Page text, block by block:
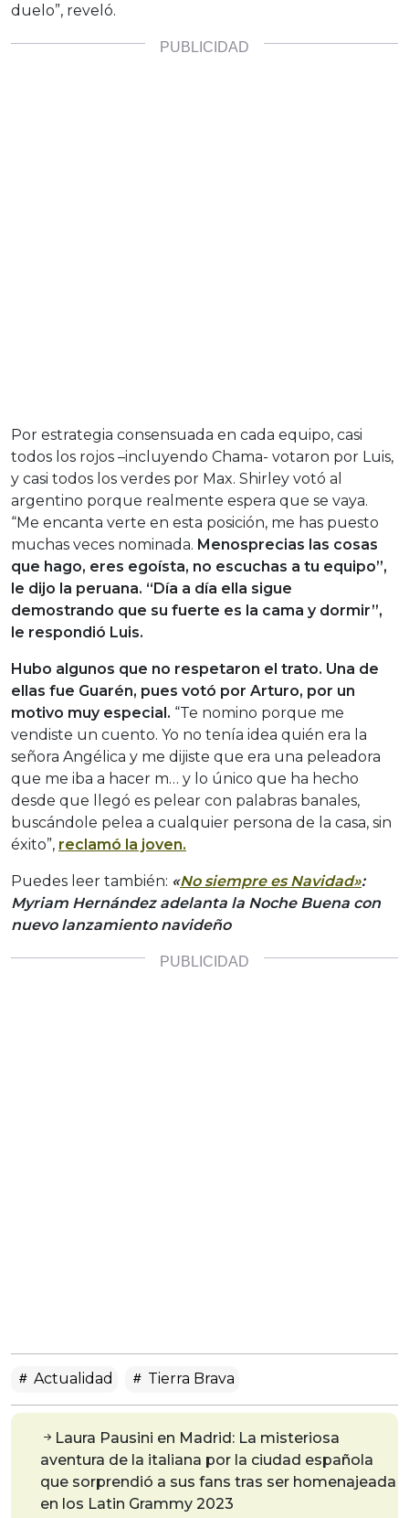
duelo”, reveló.
Por estrategia consensuada en cada equipo, casi
todos los rojos –incluyendo Chama- votaron por Luis,
y casi todos los verdes por Max. Shirley votó al
argentino porque realmente espera que se vaya.
“Me encanta verte en esta posición, me has puesto
muchas veces nominada. Menosprecias las cosas
que hago, eres egoísta, no escuchas a tu equipo”,
le dijo la peruana. “Día a día ella sigue
demostrando que su fuerte es la cama y dormir”,
le respondió Luis.
Hubo algunos que no respetaron el trato. Una de
ellas fue Guarén, pues votó por Arturo, por un
motivo muy especial. “Te nomino porque me
vendiste un cuento. Yo no tenía idea quién era la
señora Angélica y me dijiste que era una peleadora
que me iba a hacer m… y lo único que ha hecho
desde que llegó es pelear con palabras banales,
buscándole pelea a cualquier persona de la casa, sin
éxito”, reclamó la joven.
Puedes leer también: «No siempre es Navidad»:
Myriam Hernández adelanta la Noche Buena con
nuevo lanzamiento navideño
Actualidad Tierra Brava
Laura Pausini en Madrid: La misteriosa
aventura de la italiana por la ciudad española
que sorprendió a sus fans tras ser homenajeada
en los Latin Grammy 2023